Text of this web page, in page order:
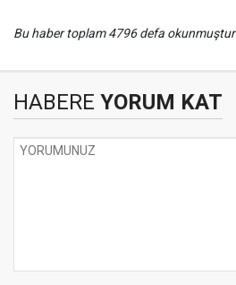
Bu haber toplam 4796 defa okunmuştur
HABERE YORUM KAT